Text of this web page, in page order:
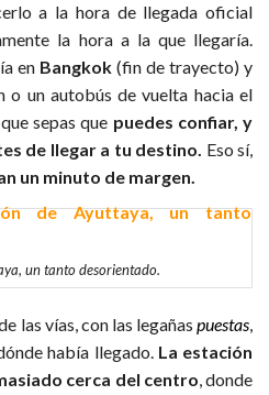
a la hora de llegada oficial
la hora a la que llegaría.
en Bangkok (fin de trayecto) y
un autobús de vuelta hacia el
sepas que puedes confiar, y
de llegar a tu destino. Eso sí,
un minuto de margen.
un tanto desorientado.
las vías, con las legañas puestas,
había llegado. La estación
cerca del centro, donde